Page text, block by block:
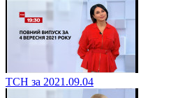
ТСН за 2021.09.04